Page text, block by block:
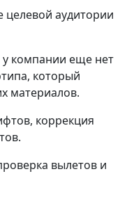
целевой аудитории
у компании еще нет
который
материалов.
коррекция
вылетов и